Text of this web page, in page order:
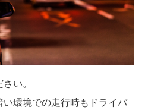
い。
環境での走行時もドライバ